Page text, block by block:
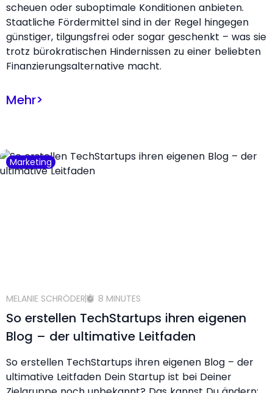
scheuen oder suboptimale Konditionen anbieten.
Staatliche Fördermittel sind in der Regel hingegen
günstiger, tilgungsfrei oder sogar geschenkt – was sie
trotz bürokratischen Hindernissen zu einer beliebten
Finanzierungsalternative macht.
Mehr>
Marketing
MELANIE SCHRÖDER 8 MINUTES
So erstellen TechStartups ihren eigenen
Blog – der ultimative Leitfaden
So erstellen TechStartups ihren eigenen Blog – der
ultimative Leitfaden Dein Startup ist bei Deiner